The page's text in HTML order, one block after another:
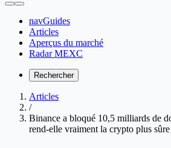
navGuides
Articles
Aperçus du marché
Radar MEXC
Rechercher
Articles
/
Binance a bloqué 10,5 milliards de
rend-elle vraiment la crypto plus sûre